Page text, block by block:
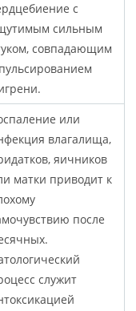
с
сильным
совпадающим
или
влагалища,
яичников
матки приводит к
после
служит